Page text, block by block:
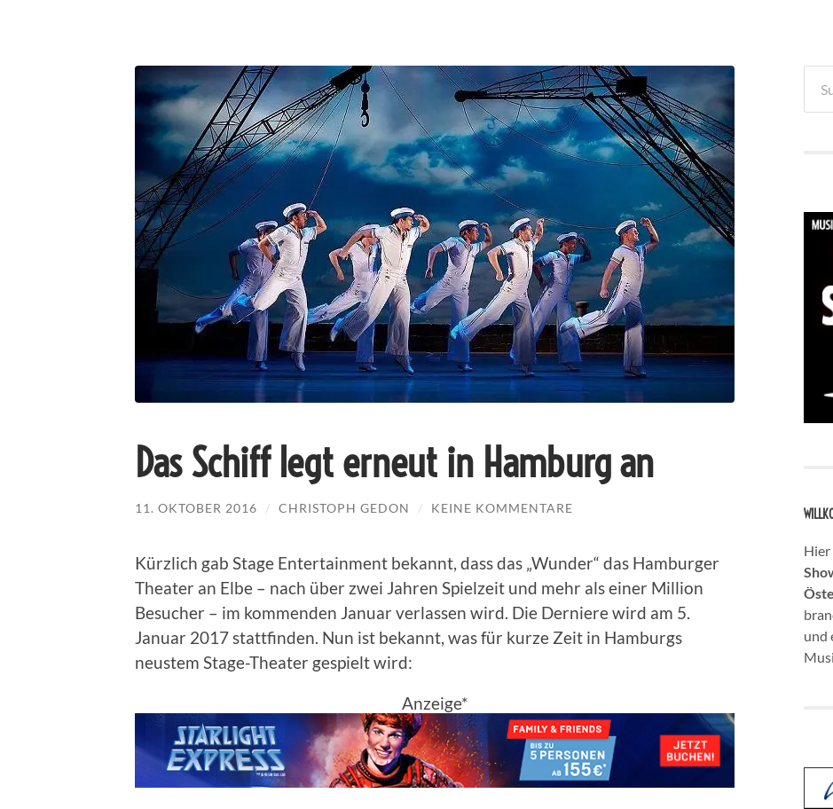
Das Schiff legt erneut in Hamburg an
11. OKTOBER 2016 / CHRISTOPH GEDON / KEINE KOMMENTARE
Kürzlich gab Stage Entertainment bekannt, dass das „Wunder“ das Hamburger
Theater an Elbe – nach über zwei Jahren Spielzeit und mehr als einer Million
Besucher – im kommenden Januar verlassen wird. Die Derniere wird am 5.
Januar 2017 stattfinden. Nun ist bekannt, was für kurze Zeit in Hamburgs
neustem Stage-Theater gespielt wird:
Anzeige*
und